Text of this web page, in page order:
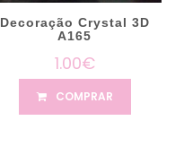
Decoração Crystal 3D
A165
1.00€
COMPRAR